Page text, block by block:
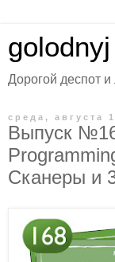
golodnyj
Дорогой деспот
среда, августа
Выпуск
Сканеры и